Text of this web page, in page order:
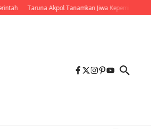
Taruna Akpol Tanamkan Jiwa Kepemimpinan Melalui